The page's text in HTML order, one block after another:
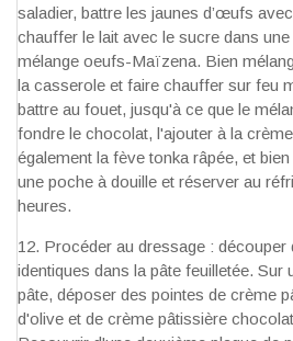
saladier, battre les jaunes d’œufs
chauffer le lait avec le sucre dans
mélange oeufs-Maïzena. Bien
la casserole et faire chauffer sur feu
battre au fouet, jusqu'à ce que le
fondre le chocolat, l'ajouter à la
également la fève tonka râpée, et
une poche à douille et réserver au
heures.
Procéder au dressage : découper
identiques dans la pâte feuilletée. Sur
pâte, déposer des pointes de crème
d'olive et de crème pâtissière